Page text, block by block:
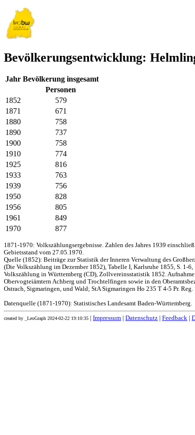
Bevölkerungsentwicklung:
Jahr Bevölkerung insgesamt
Personen
1852
579
1871
671
1880
758
1890
737
1900
758
1910
774
1925
816
1933
763
1939
756
1950
828
1956
805
1961
849
1970
877
1871-1970: Volkszählungsergebnisse. Zahlen des Jahres 1939
Gebietsstand vom 27.05.1970.
Quelle (1852): Beiträge zur Statistik der Inneren Verwaltung des
(Die Volkszählung im Dezember 1852), Tabelle I, Karlsruhe 1855, S. 1-6,
Volkszählung in Württemberg (CD), Zollvereinsstatistik 1852.
Obervogteiämtern Achberg und Trochtelfingen sowie in den
Ostrach, Sigmaringen, und Wald; StA Sigmaringen Ho 235 T 4-5 Pr.
Datenquelle (1871-1970): Statistisches Landesamt Baden-Württemberg.
created by _LeoGraph 2024-02-22 19:10:35 Impressum Datenschutz Feedback